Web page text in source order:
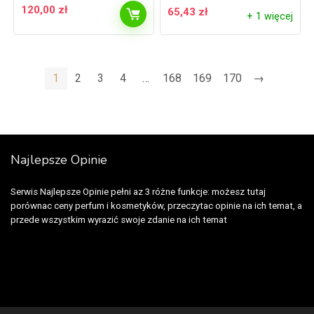
120,00 zł 65,43 zł + 1 więcej
1 2 3 4 … 168 169 170 →
Najlepsze Opinie
Serwis Najlepsze Opinie pełni az 3 różne funkcje: możesz tutaj
porównac ceny perfum i kosmetyków, przeczytac opinie na ich temat, a
przede wszystkim wyrazić swoje zdanie na ich temat